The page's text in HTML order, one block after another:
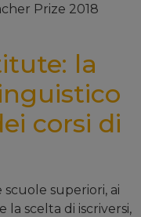
Prize 2018
la
corsi di
superiori, ai
la scelta di iscriversi,